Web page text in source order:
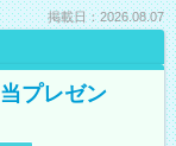
掲載日：2026.08.07
プレゼン